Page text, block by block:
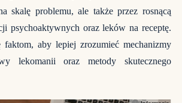
skalę problemu, ale także przez rosnącą
psychoaktywnych oraz leków na receptę.
faktom, aby lepiej zrozumieć mechanizmy
lekomanii oraz metody skutecznego